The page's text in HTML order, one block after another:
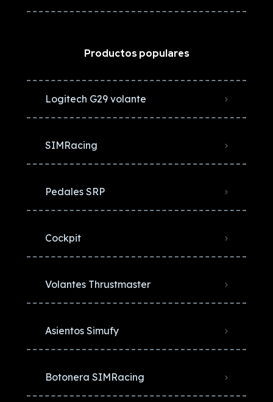
Productos populares
Logitech G29 volante
SIMRacing
Pedales SRP
Cockpit
Volantes Thrustmaster
Asientos Simufy
Botonera SIMRacing